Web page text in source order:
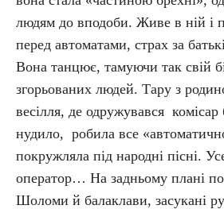
людям до вподоби. Живе в ній і
перед автоматами, страх за
Вона танцює, тамуючи так свій
згорьованих людей. Тару з
весілля, де одружувався комісар
нудило, робила все
покружляла під народні пісні.
оператор… На задньому плані
Шоломи й балаклави, засукані